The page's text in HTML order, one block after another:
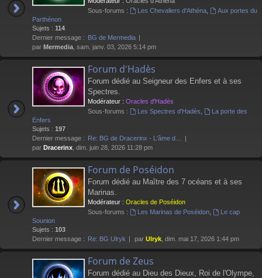
Sous-forums :
Les Chevaliers d'Athéna,
Aux portes du
Parthénon
Sujets : 114
Dernier message : BG de Mermedia
par Mermedia , sam. janv. 03, 2026 5:14 pm
Forum d'Hadès
Forum dédié au Seigneur des Enfers et à ses
Spectres.
Modérateur : Oracles d'Hadès
Sous-forums :
Les Spectres d'Hadès
La porte des
Enfers
Sujets : 197
Dernier message : Re: BG de Dracerinx - L'âme d…
par Dracerinx , dim. juin 28, 2026 11:28 pm
Forum de Poséidon
Forum dédié au Maître des 7 océans et à ses
Marinas.
Modérateur : Oracles de Poséidon
Sous-forums :
Les Marinas de Poséidon,
Le cap
Sounion
Sujets : 103
Dernier message : Re: BG Ulryk par Ulryk , dim. mai 17, 2026 1:44 pm
Forum de Zeus
Forum dédié au Dieu des Dieux, Roi de l'Olympe,